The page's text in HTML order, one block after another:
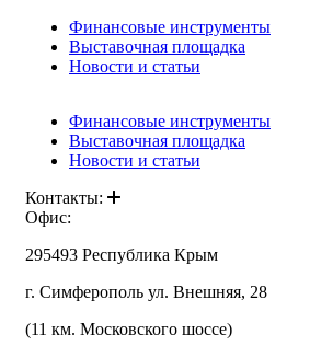
Финансовые инструменты
Выставочная площадка
Новости и статьи
Финансовые инструменты
Выставочная площадка
Новости и статьи
Контакты:
Офис:
295493 Республика Крым
г. Симферополь ул. Внешняя, 28
(11 км. Московского шоссе)